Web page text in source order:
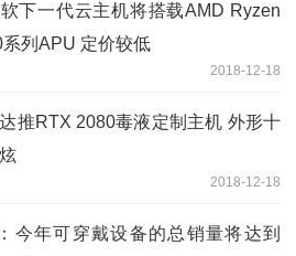
下一代云主机将搭载AMD Ryzen
列APU 定价较低
2018-12-18
推RTX 2080毒液定制主机 外形十
2018-12-18
今年可穿戴设备的总销量将达到